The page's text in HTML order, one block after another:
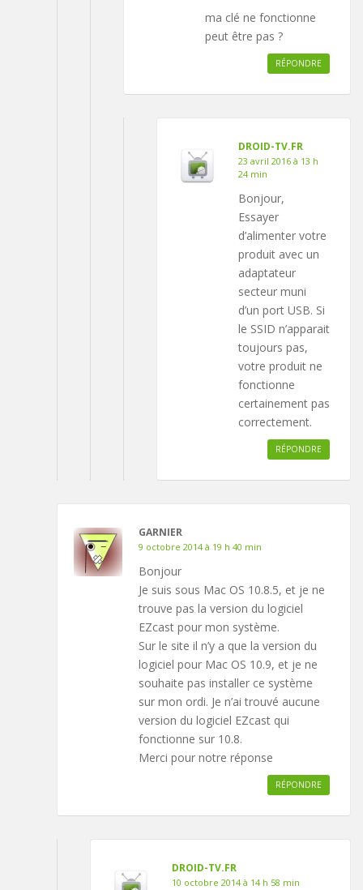
ma clé ne fonctionne
peut être pas ?
RÉPONDRE
DROID-TV.FR
23 avril 2016 à 13 h
24 min
Bonjour,
Essayer
d’alimenter votre
produit avec un
adaptateur
secteur muni
d’un port USB. Si
le SSID n’apparait
toujours pas,
votre produit ne
fonctionne
certainement pas
correctement.
RÉPONDRE
GARNIER
9 octobre 2014 à 19 h 40 min
Bonjour
Je suis sous Mac OS 10.8.5, et je ne
trouve pas la version du logiciel
EZcast pour mon système.
Sur le site il n’y a que la version du
logiciel pour Mac OS 10.9, et je ne
souhaite pas installer ce système
sur mon ordi. Je n’ai trouvé aucune
version du logiciel EZcast qui
fonctionne sur 10.8.
Merci pour notre réponse
RÉPONDRE
DROID-TV.FR
10 octobre 2014 à 14 h 58 min